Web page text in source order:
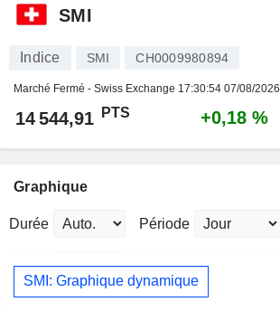
SMI
Indice SMI CH0009980894
Marché Fermé - Swiss Exchange 17:30:54 07/08/2026
14 544,91 PTS +0,18 %
Graphique
Durée Période
SMI: Graphique dynamique